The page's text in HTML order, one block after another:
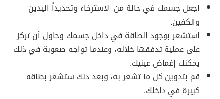
اجعل جسمك في حالة من الاسترخاء وتحديداً اليدين
والكفين.
استشعر بوجود الطاقة في داخل جسمك وحاول أن تركز
على عملية تدفقها خلاله، وعندما تواجه صعوبة في ذلك
يمكنك إغماض عينيك.
قم بتدوين كل ما تشعر به، وبعد ذلك ستشعر بطاقة
كبيرة في داخلك.